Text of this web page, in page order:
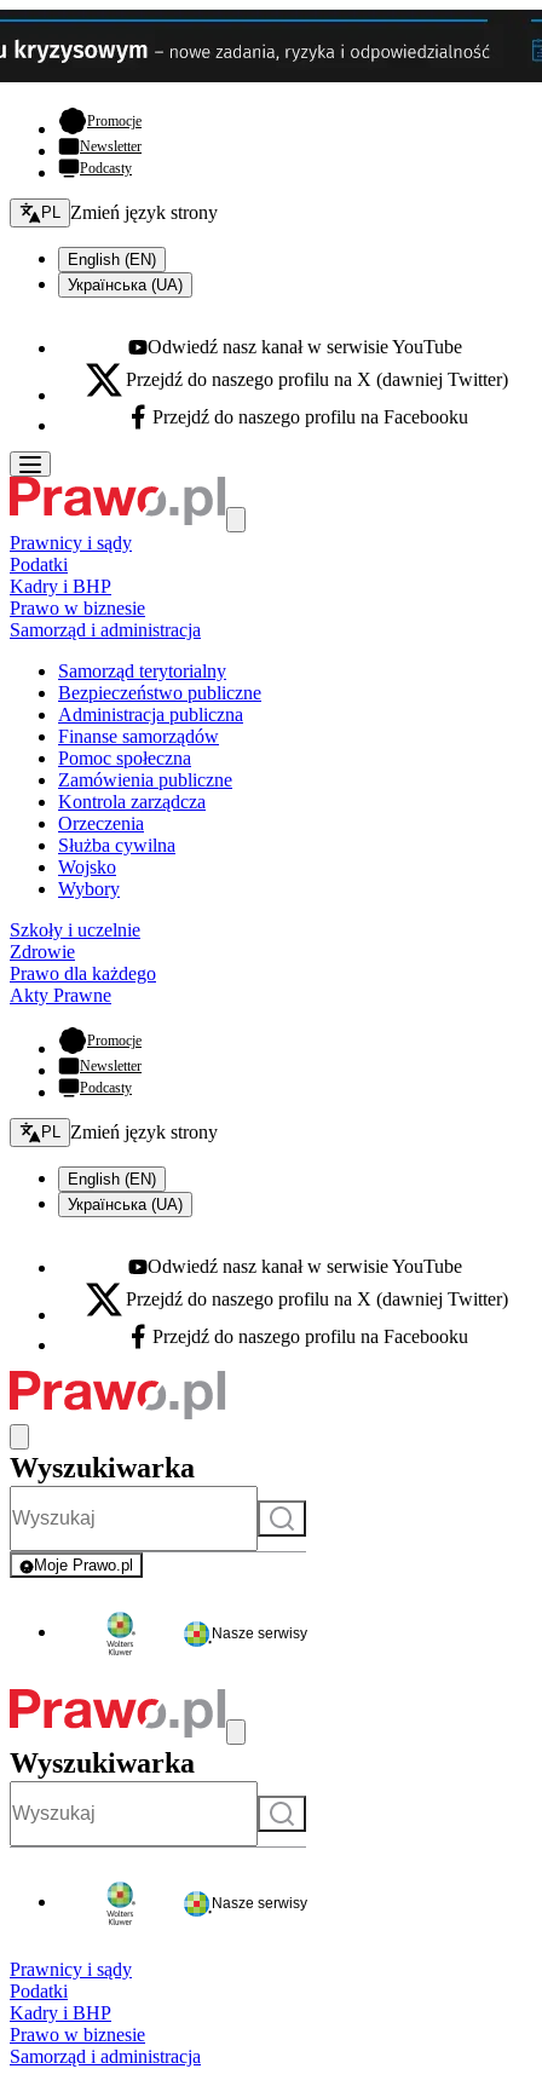
Promocje- otwiera się w nowej karcie
Newsletter
Podcasty
Zmień język - bieżący:
PL Zmień język strony
English (EN)
Українська (UA)
Youtube - otwiera się w nowej karcie
Odwiedź nasz kanał w serwisie YouTube
X - otwiera się w nowej karcie
Przejdź do naszego profilu na X (dawniej Twitter)
Facebook - otwiera się w nowej karcie
Przejdź do naszego profilu na Facebooku
Prawnicy i sądy
Podatki
Kadry i BHP
Prawo w biznesie
Samorząd i administracja
Samorząd terytorialny
Bezpieczeństwo publiczne
Administracja publiczna
Finanse samorządów
Pomoc społeczna
Zamówienia publiczne
Kontrola zarządcza
Orzeczenia
Służba cywilna
Wojsko
Wybory
Szkoły i uczelnie
Zdrowie
Prawo dla każdego
Akty Prawne
Promocje- otwiera się w nowej karcie
Newsletter
Podcasty
Zmień język - bieżący:
PL Zmień język strony
English (EN)
Українська (UA)
Youtube - otwiera się w nowej karcie
Odwiedź nasz kanał w serwisie YouTube
X - otwiera się w nowej karcie
Przejdź do naszego profilu na X (dawniej Twitter)
Facebook - otwiera się w nowej karcie
Przejdź do naszego profilu na Facebooku
Wyszukiwarka
Szukaj
Moje Prawo.pl
- rejestracja i logowanie do serwisu
Nasze serwisy
Wyszukiwarka
Szukaj
Nasze serwisy
Prawnicy i sądy
Podatki
Kadry i BHP
Prawo w biznesie
Samorząd i administracja